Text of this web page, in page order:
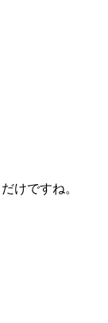
だけですね。